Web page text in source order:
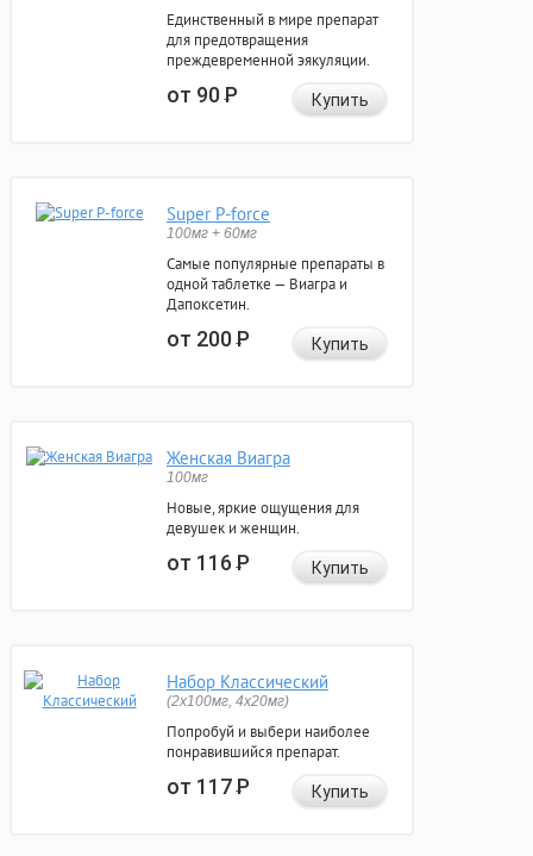
Единственный в мире препарат
для предотвращения
преждевременной эякуляции.
от 90Р Купить
Super P-force
100мг + 60мг
Самые популярные препараты в
одной таблетке — Виагра и
Дапоксетин.
от 200Р Купить
Женская Виагра
100мг
Новые, яркие ощущения для
девушек и женщин.
от 116Р Купить
Набор Классический
(2x100мг, 4x20мг)
Попробуй и выбери наиболее
понравившийся препарат.
от 117Р Купить